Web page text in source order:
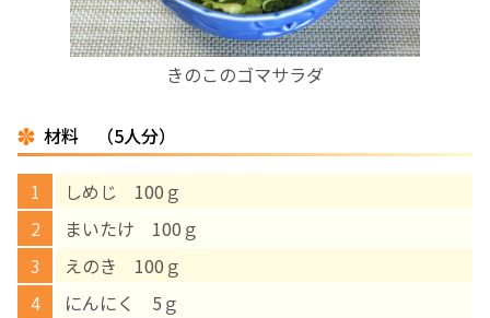
きのこのゴマサラダ
材料 （5人分）
しめじ 100ｇ
まいたけ 100ｇ
えのき 100ｇ
にんにく 5ｇ
母乳育児
予防接種
‘さんルーム’ でさまざまな講座・クラス
遠方にお住まいで当院での出産を希望される方へ